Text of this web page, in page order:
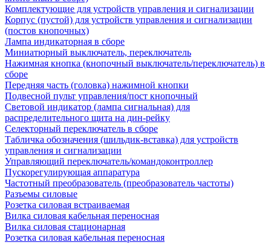
Комплектующие для устройств управления и сигнализации
Корпус (пустой) для устройств управления и сигнализации
(постов кнопочных)
Лампа индикаторная в сборе
Миниатюрный выключатель, переключатель
Нажимная кнопка (кнопочный выключатель/переключатель) в
сборе
Передняя часть (головка) нажимной кнопки
Подвесной пульт управления/пост кнопочный
Световой индикатор (лампа сигнальная) для
распределительного щита на дин-рейку
Селекторный переключатель в сборе
Табличка обозначения (шильдик-вставка) для устройств
управления и сигнализации
Управляющий переключатель/командоконтроллер
Пускорегулирующая аппаратура
Частотный преобразователь (преобразователь частоты)
Разъемы силовые
Розетка силовая встраиваемая
Вилка силовая кабельная переносная
Вилка силовая стационарная
Розетка силовая кабельная переносная